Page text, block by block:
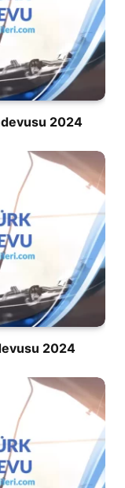
2024
2024